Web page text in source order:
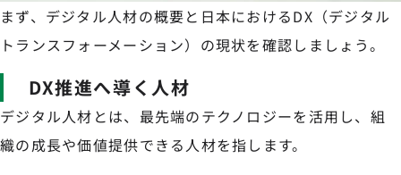
まず、デジタル人材の概要と日本におけるDX（デジタル
トランスフォーメーション）の現状を確認しましょう。
DX推進へ導く人材
デジタル人材とは、最先端のテクノロジーを活用し、組
織の成長や価値提供できる人材を指します。